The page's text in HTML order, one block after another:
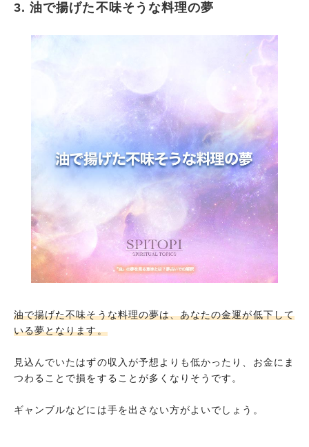
油に関する夢の基本的な意味
滑るように何かに油を指す夢
油でべっとりと汚れている夢
油をあげる夢
油をもらう夢
油を購入する夢
油を売る夢
油を体に塗る夢
油でやけどする夢
水に油を混ぜる夢
油で火事になる夢
油が漏れる夢
油を火にかける夢
3. 油で揚げた不味そうな料理の夢
油で揚げた不味そうな料理の夢は、あなたの金運が低下して
いる夢となります。
見込んでいたはずの収入が予想よりも低かったり、お金にま
つわることで損をすることが多くなりそうです。
ギャンブルなどには手を出さない方がよいでしょう。